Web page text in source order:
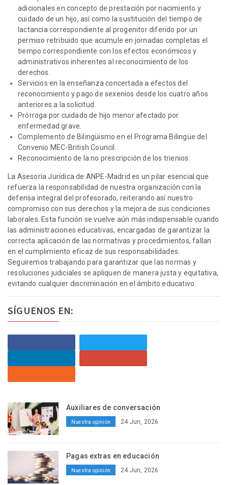
adicionales en concepto de prestación por nacimiento y
cuidado de un hijo, así como la sustitución del tiempo de
lactancia correspondiente al progenitor diferido por un
permiso retribuido que acumule en jornadas completas el
tiempo correspondiente con los efectos económicos y
administrativos inherentes al reconocimiento de los
derechos.
Servicios en la enseñanza concertada a efectos del
reconocimiento y pago de sexenios desde los cuatro años
anteriores a la solicitud.
Prórroga por cuidado de hijo menor afectado por
enfermedad grave.
Complemento de Bilingüismo en el Programa Bilingüe del
Convenio MEC-British Council.
Reconocimiento de la no prescripción de los trienios.
La Asesoría Jurídica de ANPE-Madrid es un pilar esencial que
refuerza la responsabilidad de nuestra organización con la
defensa integral del profesorado, reiterando así nuestro
compromiso con sus derechos y la mejora de sus condiciones
laborales. Esta función se vuelve aún más indispensable cuando
las administraciones educativas, encargadas de garantizar la
correcta aplicación de las normativas y procedimientos, fallan
en el cumplimiento eficaz de sus responsabilidades.
Seguiremos trabajando para garantizar que las normas y
resoluciones judiciales se apliquen de manera justa y equitativa,
evitando cualquier discriminación en el ámbito educativo.
SÍGUENOS EN:
Auxiliares de conversación
Nuestra opinión 24 Jun, 2026
Pagas extras en educación
Nuestra opinión 24 Jun, 2026